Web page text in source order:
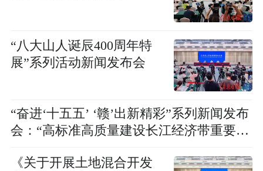
“八大山人诞辰400周年特
展”系列活动新闻发布会
“奋进‘十五五’ ‘赣’出新精彩”系列新闻发布
会：“高标准高质量建设长江经济带重要节
《关于开展土地混合开发